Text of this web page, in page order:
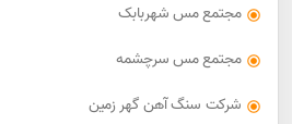
مجتمع مس شهربابک
مجتمع مس سرچشمه
شرکت سنگ آهن گهر زمین